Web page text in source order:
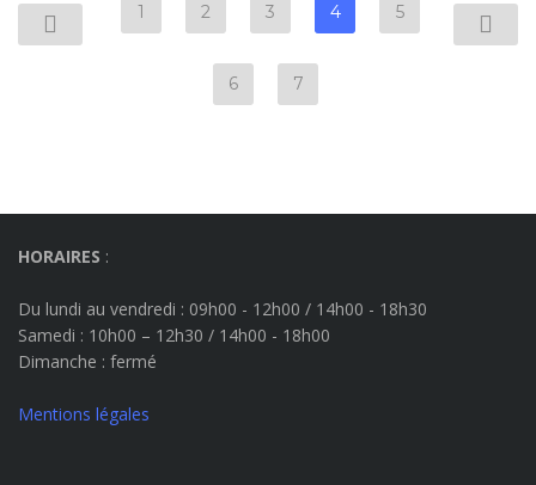
1 2 3 4 5
6 7
HORAIRES :
Du lundi au vendredi : 09h00 - 12h00 / 14h00 - 18h30
Samedi : 10h00 – 12h30 / 14h00 - 18h00
Dimanche : fermé
Mentions légales